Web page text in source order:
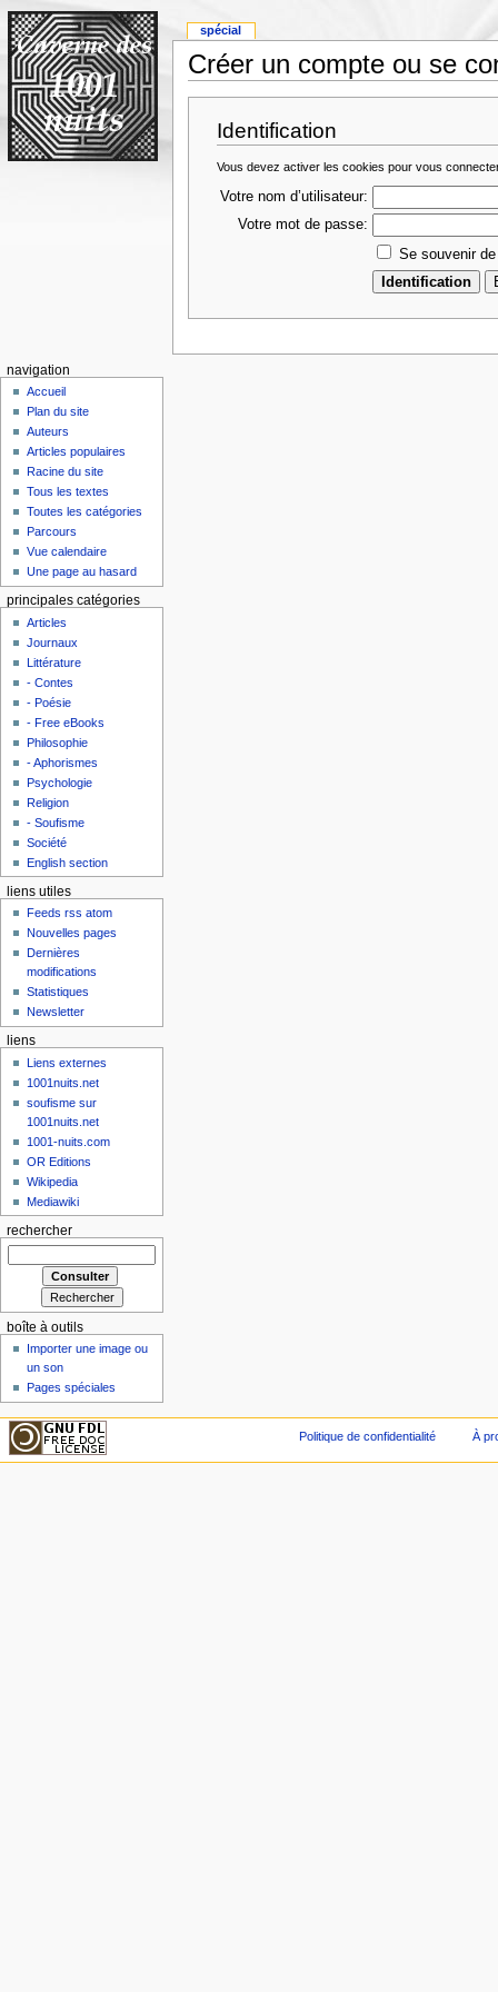
Créer un compte ou se
Identification
Vous devez activer les cookies pour vous
Votre nom d’utilisateur:
Votre mot de passe:
Se souvenir
spécial
navigation
Accueil
Plan du site
Auteurs
Articles populaires
Racine du site
Tous les textes
Toutes les catégories
Parcours
Vue calendaire
Une page au hasard
principales catégories
Articles
Journaux
Littérature
- Contes
- Poésie
- Free eBooks
Philosophie
- Aphorismes
Psychologie
Religion
- Soufisme
Société
English section
liens utiles
Feeds rss atom
Nouvelles pages
Dernières
modifications
Statistiques
Newsletter
liens
Liens externes
1001nuits.net
soufisme sur
1001nuits.net
1001-nuits.com
OR Editions
Wikipedia
Mediawiki
rechercher
boîte à outils
Importer une image ou
un son
Pages spéciales
Politique de confidentialité À